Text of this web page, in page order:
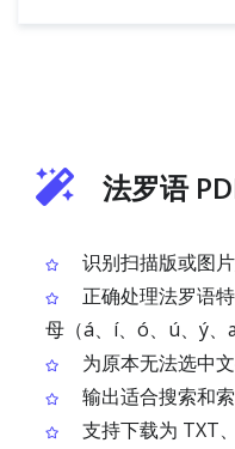
法罗语
识别扫描版或图
正确处理法罗语
母（á、í、ó、ú、ý、
为原本无法选中
输出适合搜索和
支持下载为 TXT